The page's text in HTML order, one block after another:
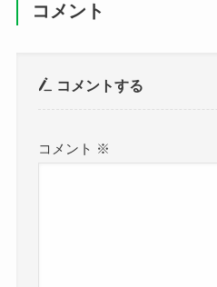
コメント
コメントする
コメント ※